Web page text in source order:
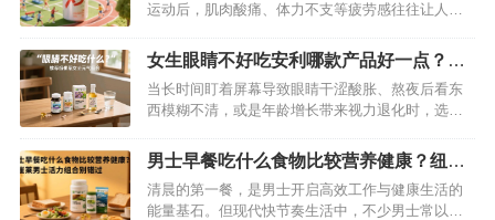
运动后，肌肉酸痛、体力不支等疲劳感往往让人困
为很多人的关注点。安利 XS 饮料凭借科学配方与
实际效果，成为运动爱好者的“疲劳救星”，其对缓解
运动疲劳的帮助究竟如何？我们从成分、原理到实
测体验逐一解析。…
女生眼睛不好吃安利哪款产品好一点？推
荐纽崔莱女士元气组合
当长时间盯着屏幕导致眼睛干涩酸胀、熬夜后看东
西模糊不清，或是年龄增长带来视力退化时，选择
以科学配方守护眼部健康，尤其适合女性人群——
它像为眼睛配备了“营养护盾”，从多维度缓解眼疲
劳、延缓眼部衰老，让双眸重焕清澈明亮。…
男士早餐吃什么食物比较营养健康？纽崔
莱男士活力组合别错过
清晨的第一餐，是男士开启高效工作与健康生活的
能量基石。但现代快节奏生活中，不少男士常以包